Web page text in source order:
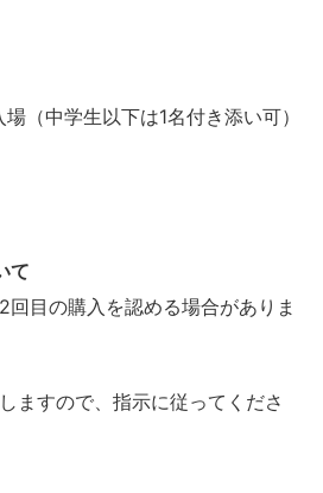
（中学生以下は1名付き添い可）
て
目の購入を認める場合がありま
ますので、指示に従ってくださ